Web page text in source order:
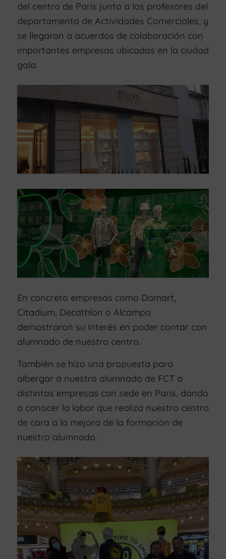
del centro de París junto a los profesores del
departamento de Actividades Comerciales, y
se llegaron a acuerdos de colaboración con
importantes empresas ubicadas en la ciudad
gala.
En concreto empresas como Damart,
Citadium, Decathlon o Alcampo
demostraron su interés en poder contar con
alumnado de nuestro centro.
También se hizo una propuesta para
albergar a nuestro alumnado de FCT a
distintas empresas con sede en París, dando
a conocer la labor que realiza nuestro centro
de cara a la mejora de la formación de
nuestro alumnado.